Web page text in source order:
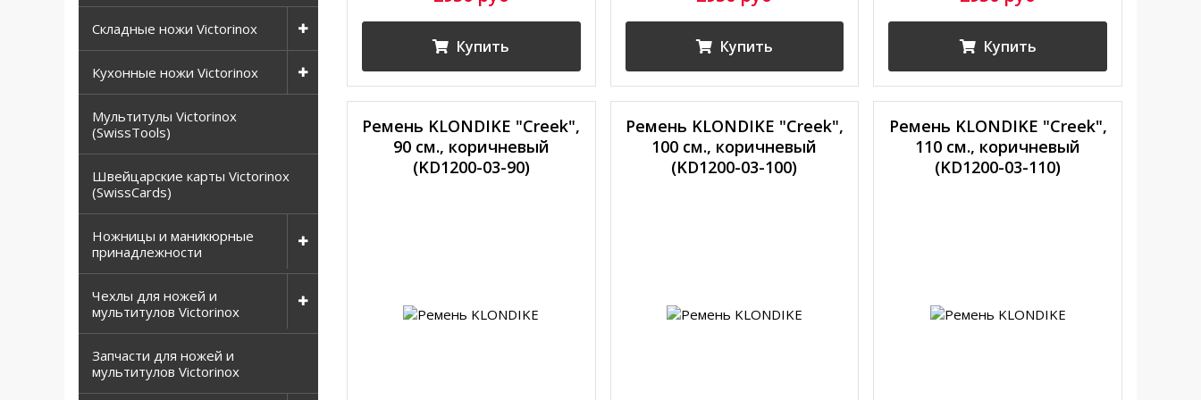
Складные ножи Victorinox
Кухонные ножи Victorinox
Мультитулы Victorinox
(SwissTools)
Швейцарские карты Victorinox
(SwissCards)
Ножницы и маникюрные
принадлежности
Чехлы для ножей и
мультитулов Victorinox
Запчасти для ножей и
мультитулов Victorinox
Купить Купить Купить
Ремень KLONDIKE "Creek",
90 см., коричневый
(KD1200-03-90)
Ремень KLONDIKE "Creek",
100 см., коричневый
(KD1200-03-100)
Ремень KLONDIKE "Creek",
110 см., коричневый
(KD1200-03-110)